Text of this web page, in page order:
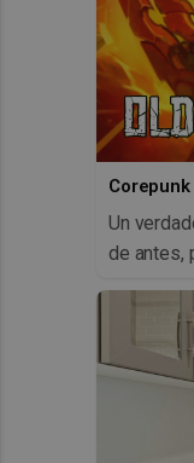
Corepunk
Un
de antes,